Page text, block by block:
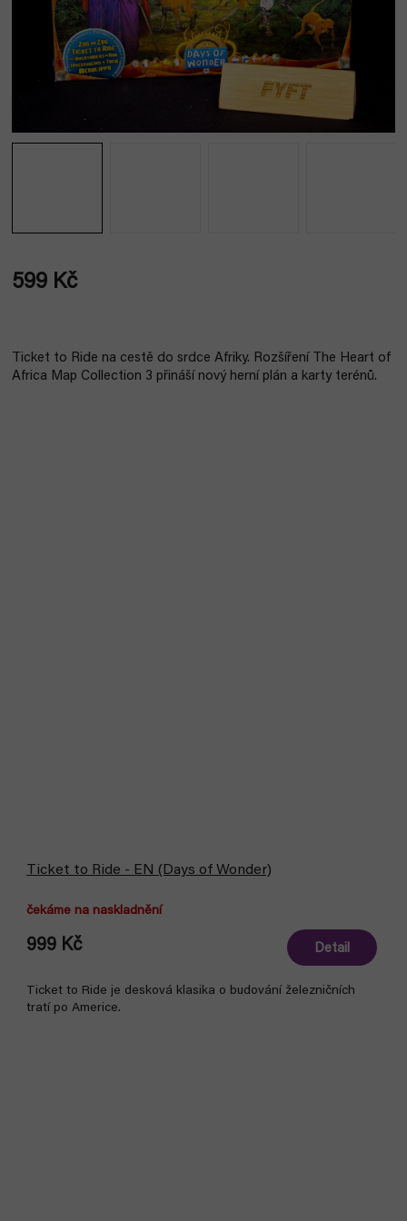
599 Kč
Ticket to Ride na cestě do srdce Afriky. Rozšíření The Heart of
Africa Map Collection 3 přináší nový herní plán a karty terénů.
Ticket to Ride - EN (Days of Wonder)
čekáme na naskladnění
999 Kč Detail
Ticket to Ride je desková klasika o budování železničních
tratí po Americe.